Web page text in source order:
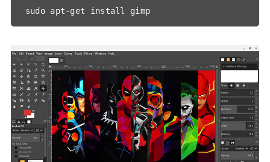
sudo apt-get install gimp